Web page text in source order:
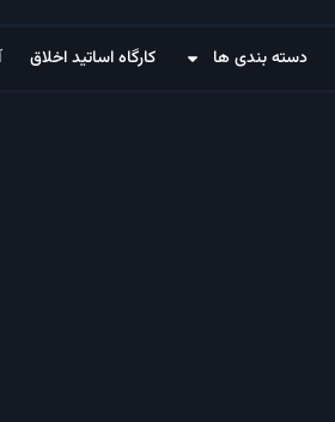
دسته بندی ها کارگاه اساتید اخلاق